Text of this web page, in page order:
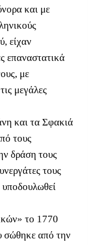
και με
είχαν
επαναστατικά
με
μεγάλες
και τα Σφακιά
τους
δράση τους
τους
υποδουλωθεί
το 1770
σώθηκε από την